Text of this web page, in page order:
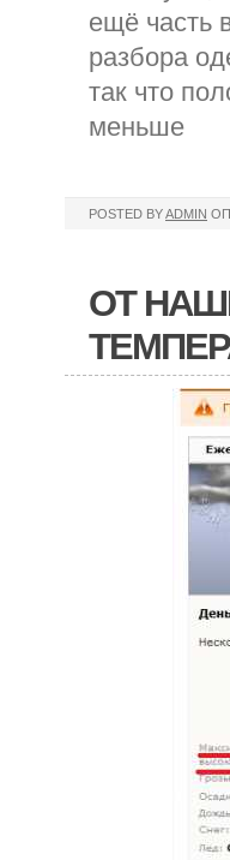
ещё часть
разбора
так что
меньше
POSTED BYADMIN
ОТ